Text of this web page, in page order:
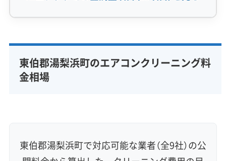
完全分解洗浄 部分クリーニング
実績10年以上
資格保有スタッフ
エコ洗剤使用
アレルギー対策
ハウスダスト除去
地域密着型
フランチャイズ
東伯郡湯梨浜町のエアコンクリーニング料
金相場
東伯郡湯梨浜町で対応可能な業者（全9社）の公